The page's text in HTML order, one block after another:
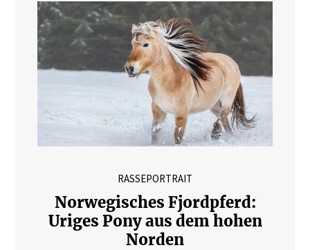
RASSEPORTRAIT
Norwegisches Fjordpferd:
Uriges Pony aus dem hohen
Norden